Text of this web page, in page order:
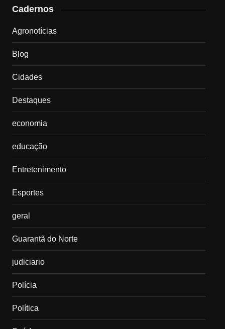
Cadernos
Agronotícias
Blog
Cidades
Destaques
economia
educação
Entretenimento
Esportes
geral
Guarantã do Norte
judiciario
Polícia
Política